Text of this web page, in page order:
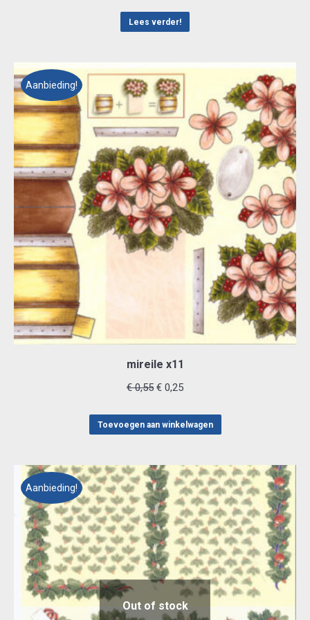
was:
Lees verder!
Aanbieding!
mireile x11
€0,55 Oorspronkelijke
was:
€ 0,25Huidige
is:
Toevoegen aan winkelwagen
Aanbieding!
Out of stock